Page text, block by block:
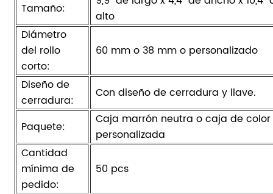
Tamaño:
alto
Diámetro
del rollo
corto:
60 mm o 38 mm o personalizado
Diseño de
cerradura:
Con diseño de cerradura y llave.
Paquete:
Caja marrón neutra o caja de color
personalizada
Cantidad
mínima de
pedido:
50 pcs